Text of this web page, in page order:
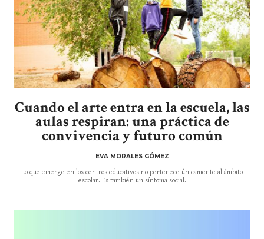
Cuando el arte entra en la escuela, las
aulas respiran: una práctica de
convivencia y futuro común
EVA MORALES GÓMEZ
Lo que emerge en los centros educativos no pertenece únicamente al ámbito
escolar. Es también un síntoma social.